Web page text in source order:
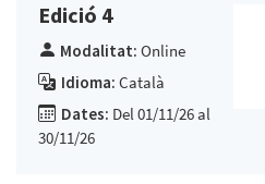
Edició 4
Modalitat: Online
Idioma: Català
Dates: Del 01/11/26 al
30/11/26